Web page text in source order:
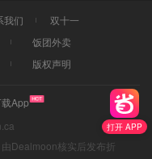
打开 APP
我们
双十一
饭团外卖
版权声明
App
Dealmoon核实后发布折